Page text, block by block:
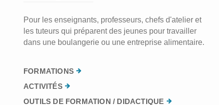
Pour les enseignants, professeurs, chefs d'atelier et
les tuteurs qui préparent des jeunes pour travailler
dans une boulangerie ou une entreprise alimentaire.
FORMATIONS
ACTIVITÉS
OUTILS DE FORMATION / DIDACTIQUE